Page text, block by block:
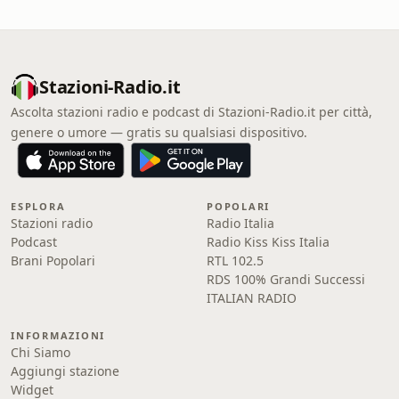
Stazioni-Radio.it
Ascolta stazioni radio e podcast di Stazioni-Radio.it per città,
genere o umore — gratis su qualsiasi dispositivo.
ESPLORA
Stazioni radio
Podcast
Brani Popolari
POPOLARI
Radio Italia
Radio Kiss Kiss Italia
RTL 102.5
RDS 100% Grandi Successi
ITALIAN RADIO
INFORMAZIONI
Chi Siamo
Aggiungi stazione
Widget